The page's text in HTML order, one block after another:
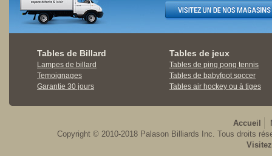
Tables de Billard
Lampes de billard
Temoignages
Garantie 30 jours
Tables de jeux
Tables de ping pong tennis
Tables de babyfoot soccer
Tables air hockey ou à tiges
Accueil
Copyright © 2010-2018 Palason Billiards Inc. Tous droits